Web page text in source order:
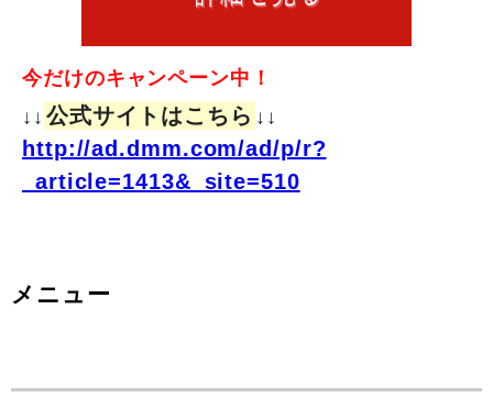
今だけのキャンペーン中！
↓↓ 公式サイトはこちら ↓↓
http://ad.dmm.com/ad/p/r?
_article=1413&_site=510
メニュー